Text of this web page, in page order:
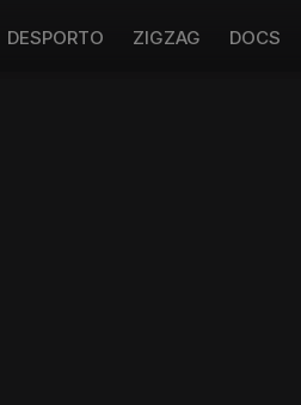
DESPORTO ZIGZAG DOCS